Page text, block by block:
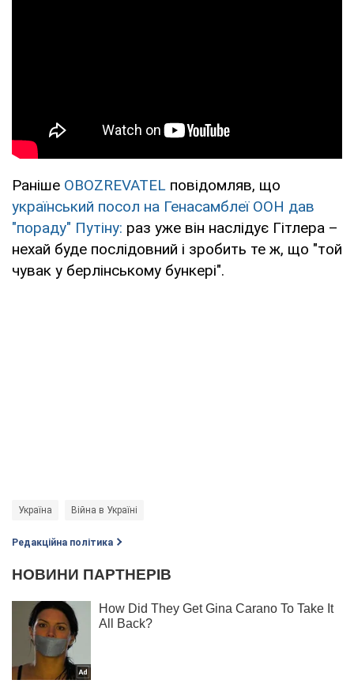
Раніше OBOZREVATEL повідомляв, що
український посол на Генасамблеї ООН дав
"пораду" Путіну: раз уже він наслідує Гітлера –
нехай буде послідовний і зробить те ж, що "той
чувак у берлінському бункері".
Україна Війна в Україні
Редакційна політика